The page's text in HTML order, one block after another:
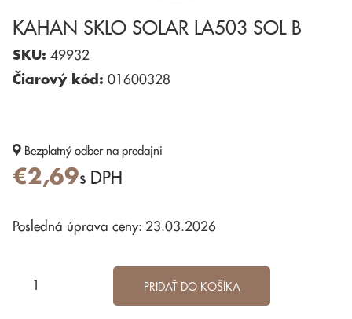
KAHAN SKLO SOLAR LA503 SOL B
SKU: 49932
Čiarový kód: 01600328
Bezplatný odber na predajni
€2,69s DPH
Posledná úprava ceny: 23.03.2026
PRIDAŤ DO KOŠÍKA